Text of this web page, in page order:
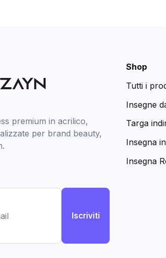
premium in acrilico,
per brand beauty,
Iscriviti
Shop
Tutti i
Insegne
Targa
Insegna
Insegna